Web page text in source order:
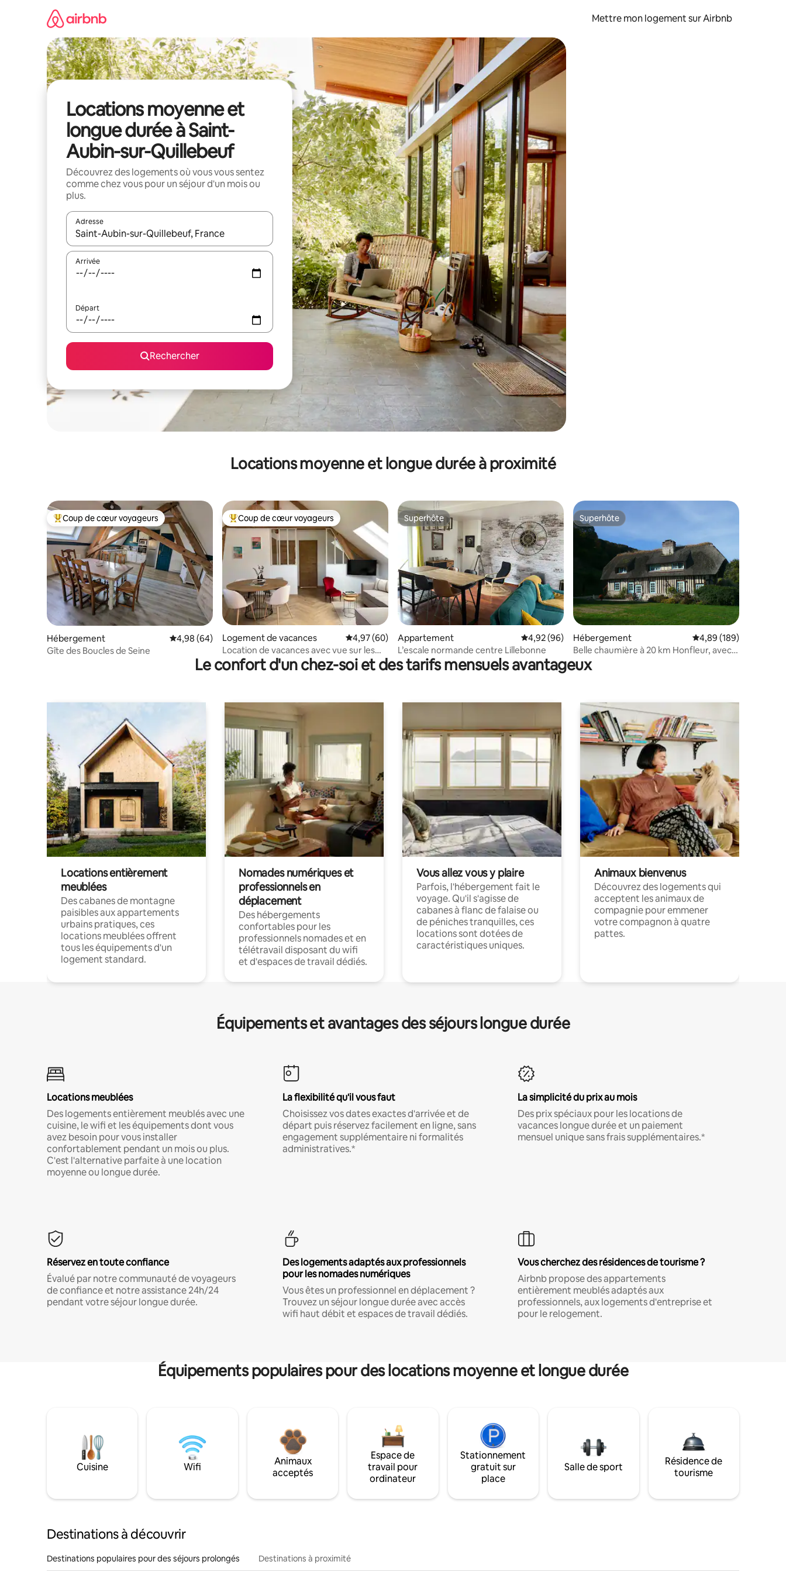
Mettre mon logement sur Airbnb
Locations moyenne et
longue durée à Saint-
Aubin-sur-Quillebeuf
Découvrez des logements où vous vous sentez
comme chez vous pour un séjour d'un mois ou
plus.
Adresse
Lorsque les résultats s'affichent, utilisez les flèches vers le haut et vers le bas pour les parcourir ou en appuyant et en faisant glisser.
Arrivée
Départ
Rechercher
Locations moyenne et longue durée à proximité
Coups de cœur voyageurs les plus appréciés
Coup de cœur voyageurs
Hébergement Évaluation moyenne sur la base de 64 commentaires : 4,98 sur 5
4,98 (64)
Gîte des Boucles de Seine
Coups de cœur voyageurs les plus appréciés
Coup de cœur voyageurs
Logement de vacances Évaluation moyenne sur la base de 60 commentaires : 4,97 sur 5
4,97 (60)
Location de vacances avec vue sur les
champs
Superhôte
Superhôte
Appartement Évaluation moyenne sur la base de 96 commentaires : 4,92 sur 5
4,92 (96)
L’escale normande centre Lillebonne
Superhôte
Superhôte
Hébergement Évaluation moyenne
4,89 (189)
Belle chaumière à 20 km Honfleur, avec
piscine
Le confort d'un chez-soi et des tarifs mensuels avantageux
Locations entièrement
meublées
Des cabanes de montagne
paisibles aux appartements
urbains pratiques, ces
locations meublées offrent
tous les équipements d'un
logement standard.
Nomades numériques et
professionnels en
déplacement
Des hébergements
confortables pour les
professionnels nomades et en
télétravail disposant du wifi
et d'espaces de travail dédiés.
Vous allez vous y plaire
Parfois, l'hébergement fait le
voyage. Qu'il s'agisse de
cabanes à flanc de falaise ou
de péniches tranquilles, ces
locations sont dotées de
caractéristiques uniques.
Animaux bienvenus
Découvrez des logements qui
acceptent les animaux de
compagnie pour emmener
votre compagnon à quatre
pattes.
Équipements et avantages des séjours longue durée
Locations meublées
Des logements entièrement meublés avec une
cuisine, le wifi et les équipements dont vous
avez besoin pour vous installer
confortablement pendant un mois ou plus.
C'est l'alternative parfaite à une location
moyenne ou longue durée.
La flexibilité qu'il vous faut
Choisissez vos dates exactes d'arrivée et de
départ puis réservez facilement en ligne, sans
engagement supplémentaire ni formalités
administratives.*
La simplicité du prix au mois
Des prix spéciaux pour les locations de
vacances longue durée et un paiement
mensuel unique sans frais supplémentaires.*
Réservez en toute confiance
Évalué par notre communauté de voyageurs
de confiance et notre assistance 24h/24
pendant votre séjour longue durée.
Des logements adaptés aux professionnels
pour les nomades numériques
Vous êtes un professionnel en déplacement ?
Trouvez un séjour longue durée avec accès
wifi haut débit et espaces de travail dédiés.
Vous cherchez des résidences de tourisme ?
Airbnb propose des appartements
entièrement meublés adaptés aux
professionnels, aux logements d'entreprise et
pour le relogement.
Équipements populaires pour des locations moyenne et longue durée
Cuisine Wifi
Animaux
acceptés
Espace de
travail pour
ordinateur
Stationnement
gratuit sur
place
Salle de sport
Résidence de
tourisme
Destinations à découvrir
Destinations populaires pour des séjours prolongés Destinations à proximité